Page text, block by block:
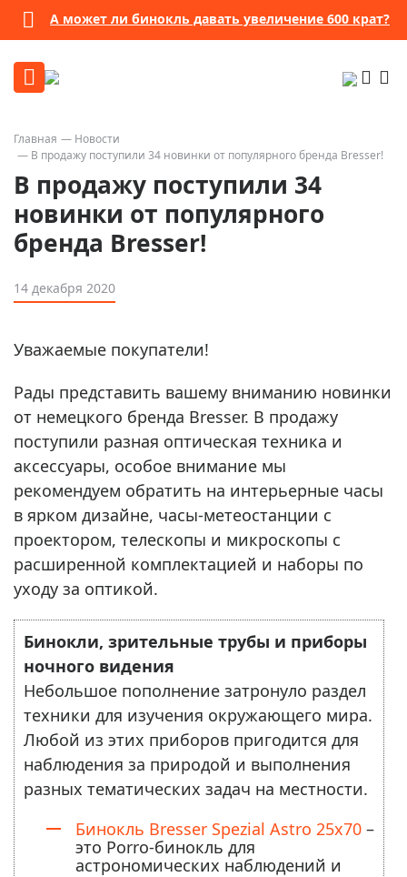
А может ли бинокль давать увеличение 600 крат?
Главная
Новости
В продажу поступили 34 новинки от популярного бренда Bresser!
В продажу поступили 34
новинки от популярного
бренда Bresser!
14 декабря 2020
Уважаемые покупатели!
Рады представить вашему вниманию новинки
от немецкого бренда Bresser. В продажу
поступили разная оптическая техника и
аксессуары, особое внимание мы
рекомендуем обратить на интерьерные часы
в ярком дизайне, часы-метеостанции с
проектором, телескопы и микроскопы с
расширенной комплектацией и наборы по
уходу за оптикой.
Бинокли, зрительные трубы и приборы
ночного видения
Небольшое пополнение затронуло раздел
техники для изучения окружающего мира.
Любой из этих приборов пригодится для
наблюдения за природой и выполнения
разных тематических задач на местности.
Бинокль Bresser Spezial Astro 25x70 –
это Porro-бинокль для
астрономических наблюдений и